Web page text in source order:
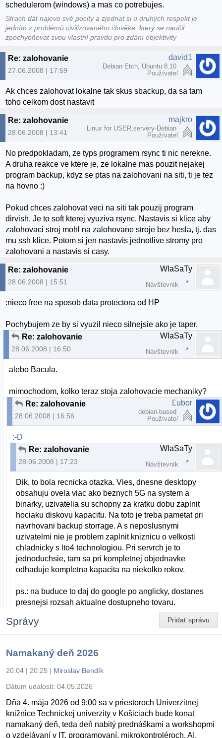
schedulerom (windows) a mas co potrebujes.
Strach dát najevo své pocity a zjednat si u druhých respekt je
jedním z problémů civilizovaného člověka, který se naučil
zpochybňovat svou vlastní pravdu pro zdání objektivity
Re: zalohovanie
27.06.2008 | 17:59
david1
Debian Etch, Ubuntu 8.10
Používateľ
Ak chces zalohovat lokalne tak skus sbackup, da sa tam
toho celkom dost nastavit
Re: zalohovanie
28.06.2008 | 13:41
majkro
Linux for USER,servery-Debian
Používateľ
No predpokladam, ze typs programem rsync ti nic nerekne.
A druha reakce ve ktere je, ze lokalne mas pouzit nejakej
program backup, kdyz se ptas na zalohovani na siti, ti je tez
na hovno :)
Pokud chces zalohovat veci na siti tak pouzij program
dirvish. Je to soft kterej vyuziva rsync. Nastavis si klice aby
zalohovaci stroj mohl na zalohovane stroje bez hesla, tj. das
mu ssh klice. Potom si jen nastavis jednotlive stromy pro
zalohovani a nastavis si casy.
Re: zalohovanie
28.06.2008 | 15:51
WlaSaTy
Návštevník
:nieco free na sposob data protectora od HP
Pochybujem ze by si vyuzil nieco silnejsie ako je taper.
Re: zalohovanie
28.06.2008 | 16:50
WlaSaTy
Návštevník
alebo Bacula.
mimochodom, kolko teraz stoja zalohovacie mechaniky?
Re: zalohovanie
28.06.2008 | 16:56
Ľubor
debian-based
Používateľ
:-D
Re: zalohovanie
28.06.2008 | 17:23
WlaSaTy
Návštevník
Dik, to bola recnicka otazka. Vies, dnesne desktopy
obsahuju ovela viac ako beznych 5G na system a
binarky, uzivatelia su schopny za kratku dobu zaplnit
hociaku diskovu kapacitu. Na toto je treba pametat pri
navrhovani backup storrage. A s neposlusnymi
uzivatelmi nie je problem zaplnit kniznicu o velkosti
chladnicky s lto4 technologiou. Pri servrch je to
jednoduchsie, tam sa pri kompletnej objednavke
odhaduje kompletna kapacita na niekolko rokov.
ps.: na buduce to daj do google po anglicky, dostanes
presnejsi rozsah aktualne dostupneho tovaru.
Pridať správu
Správy
Namakaný deň 2026
20.04 | 20:25 | Miroslav Bendík
Dátum udalosti: 04.05.2026
Dňa 4. mája 2026 od 9:00 sa v priestoroch Univerzitnej
knižnice Technickej univerzity v Košiciach bude konať
namakaný deň, teda deň nabitý prednáškami a workshopmi
o vzdelávaní v IT, programovaní, mikrokontroléroch, AI,